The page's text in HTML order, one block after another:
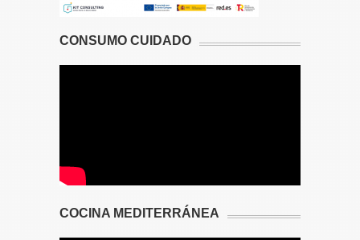
CONSUMO CUIDADO
COCINA MEDITERRÁNEA